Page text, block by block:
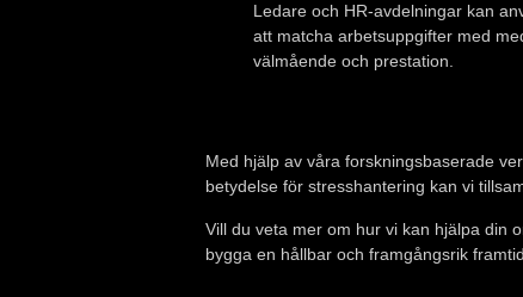
Ledare och HR-avdelningar kan
att matcha arbetsuppgifter med
välmående och prestation.
Med hjälp av våra forskningsbaserade
betydelse för stresshantering kan vi
Vill du veta mer om hur vi kan hjälpa din
bygga en hållbar och framgångsrik framtid.